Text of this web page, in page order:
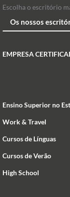
Escolha o escritório
EMPRESA
Ensino Superior no
Work & Travel
Cursos de Línguas
Cursos de Verão
High School